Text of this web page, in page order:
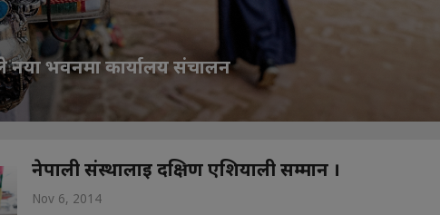
नया भवनमा कार्यालय संचालन
नेपाली संस्थालाइ दक्षिण एशियाली सम्मान ।
Nov 6, 2014